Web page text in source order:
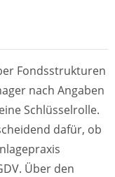
Fondsstrukturen
nach Angaben
Schlüsselrolle.
dafür, ob
Über den